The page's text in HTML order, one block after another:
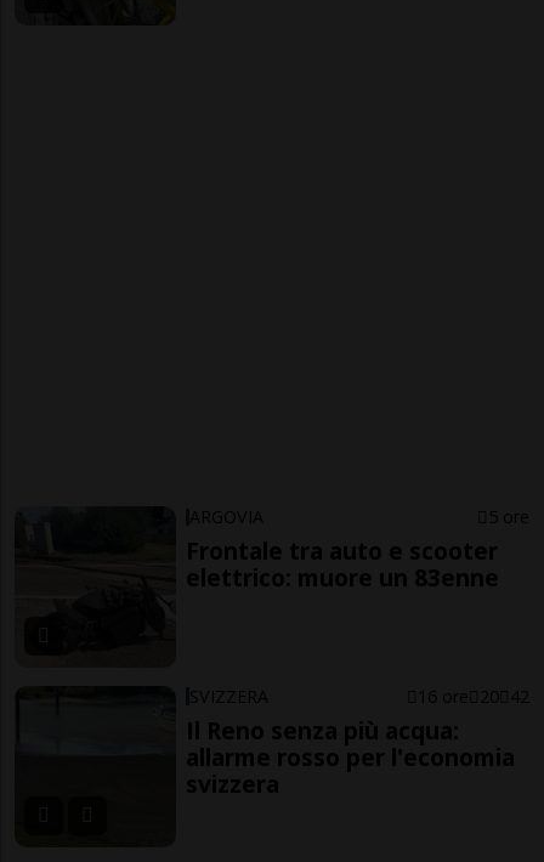
ARGOVIA 5 ore
Frontale tra auto e scooter
elettrico: muore un 83enne
SVIZZERA 16 ore 20 42
Il Reno senza più acqua:
allarme rosso per l'economia
svizzera